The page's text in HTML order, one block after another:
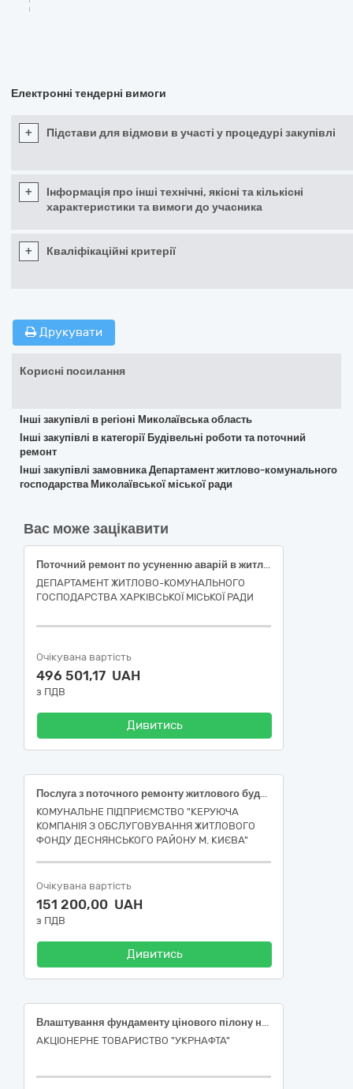
Електронні тендерні вимоги
+ Підстави для відмови в участі у процедурі закупівлі
+
Інформація про інші технічні, якісні та кількісні
характеристики та вимоги до учасника
+ Кваліфікаційні критерії
Друкувати
Корисні посилання
Інші закупівлі в регіоні Миколаївська область
Інші закупівлі в категорії Будівельні роботи та поточний
ремонт
Інші закупівлі замовника Департамент житлово-комунального
господарства Миколаївської міської ради
Вас може зацікавити
Поточний ремонт по усуненню аварій в житловому фонді багатоквартирного будинку за адресою: бульвар Івана Каркача, 4, місто Харків (код ДК 021:2015-45260000-7 Покрівельні роботи та інші спеціалізовані будівельні роботи)
ДЕПАРТАМЕНТ ЖИТЛОВО-КОМУНАЛЬНОГО
ГОСПОДАРСТВА ХАРКІВСЬКОЇ МІСЬКОЇ РАДИ
Очікувана вартість
496 501,17 UAH
з ПДВ
Дивитись
Послуга з поточного ремонту житлового будинку (об’єкту) за адресою: вулиця Космонавта Поповича, 8, покрівельні роботи, у Деснянському районі м. Києва, за ДК 021:2015 (CPV): 45260000-7 Покрівельні роботи та інші спеціалізовані будівельні роботи.
КОМУНАЛЬНЕ ПІДПРИЄМСТВО "КЕРУЮЧА
КОМПАНІЯ З ОБСЛУГОВУВАННЯ ЖИТЛОВОГО
ФОНДУ ДЕСНЯНСЬКОГО РАЙОНУ М. КИЄВА"
Очікувана вартість
151 200,00 UAH
з ПДВ
Дивитись
Влаштування фундаменту цінового пілону на АЗС 15/027, м. Одеса, вул. Василя Стуса, 2-А 2км+900 м
АКЦІОНЕРНЕ ТОВАРИСТВО "УКPНAФТА"